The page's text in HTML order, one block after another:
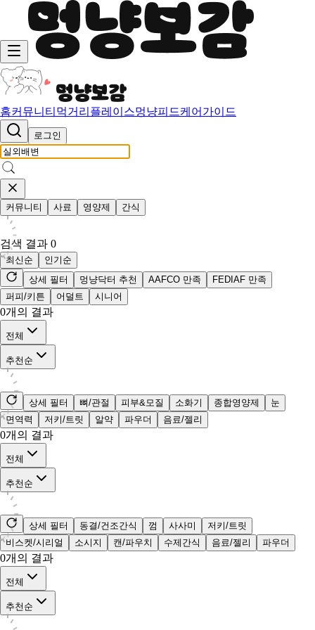
홈커뮤니티 먹거리 플레이스멍냥피드케어가이드
로그인
커뮤니티 사료 영양제 간식
검색 결과 0
최신순
인기순
상세 필터
멍냥닥터 추천 AAFCO 만족
FEDIAF 만족
퍼피/키튼
어덜트 시니어
0개의 결과
전체
추천순
상세 필터 뼈/관절 피부&모질 소화기 종합영양제
눈
면역력
저키/트릿 알약 파우더 음료/젤리
0개의 결과
전체
추천순
상세 필터 동결/건조간식 껌 사사미
저키/트릿
비스켓/시리얼
소시지 캔/파우치 수제간식 음료/젤리 파우더
0개의 결과
전체
추천순